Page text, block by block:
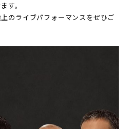
す。
のライブパフォーマンスをぜひご